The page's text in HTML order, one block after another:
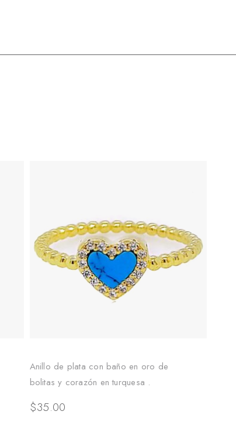
Anillo de plata con baño en oro de
bolitas y corazón en turquesa .
$35.00